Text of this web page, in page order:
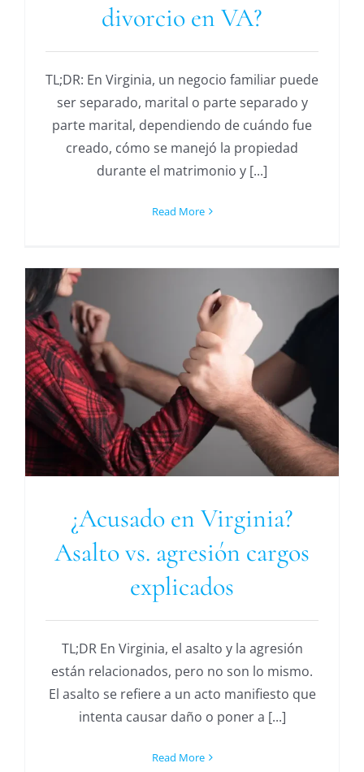
divorcio en VA?
TL;DR: En Virginia, un negocio familiar puede
ser separado, marital o parte separado y
parte marital, dependiendo de cuándo fue
creado, cómo se manejó la propiedad
durante el matrimonio y [...]
Read More
¿Acusado en Virginia?
Asalto vs. agresión cargos
explicados
TL;DR En Virginia, el asalto y la agresión
están relacionados, pero no son lo mismo.
El asalto se refiere a un acto manifiesto que
intenta causar daño o poner a [...]
Read More